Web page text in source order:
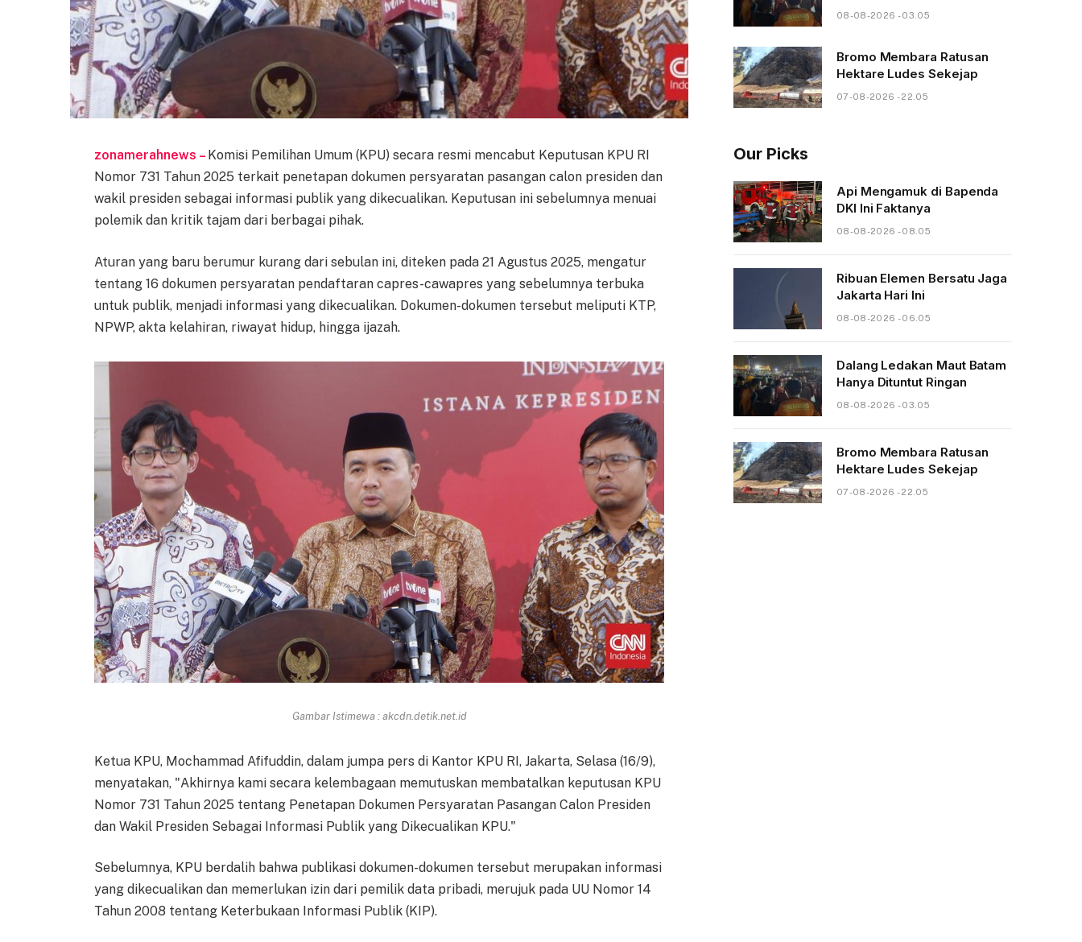
zonamerahnews – Komisi Pemilihan Umum (KPU) secara resmi mencabut Keputusan KPU RI
Nomor 731 Tahun 2025 terkait penetapan dokumen persyaratan pasangan calon presiden dan
wakil presiden sebagai informasi publik yang dikecualikan. Keputusan ini sebelumnya menuai
polemik dan kritik tajam dari berbagai pihak.
Aturan yang baru berumur kurang dari sebulan ini, diteken pada 21 Agustus 2025, mengatur
tentang 16 dokumen persyaratan pendaftaran capres-cawapres yang sebelumnya terbuka
untuk publik, menjadi informasi yang dikecualikan. Dokumen-dokumen tersebut meliputi KTP,
NPWP, akta kelahiran, riwayat hidup, hingga ijazah.
Gambar Istimewa : akcdn.detik.net.id
Ketua KPU, Mochammad Afifuddin, dalam jumpa pers di Kantor KPU RI, Jakarta, Selasa (16/9),
menyatakan, "Akhirnya kami secara kelembagaan memutuskan membatalkan keputusan KPU
Nomor 731 Tahun 2025 tentang Penetapan Dokumen Persyaratan Pasangan Calon Presiden
dan Wakil Presiden Sebagai Informasi Publik yang Dikecualikan KPU."
Sebelumnya, KPU berdalih bahwa publikasi dokumen-dokumen tersebut merupakan informasi
yang dikecualikan dan memerlukan izin dari pemilik data pribadi, merujuk pada UU Nomor 14
Tahun 2008 tentang Keterbukaan Informasi Publik (KIP).
08-08-2026 - 03.05
Bromo Membara Ratusan
Hektare Ludes Sekejap
07-08-2026 - 22.05
Our Picks
Api Mengamuk di Bapenda
DKI Ini Faktanya
08-08-2026 - 08.05
Ribuan Elemen Bersatu Jaga
Jakarta Hari Ini
08-08-2026 - 06.05
Dalang Ledakan Maut Batam
Hanya Dituntut Ringan
08-08-2026 - 03.05
Bromo Membara Ratusan
Hektare Ludes Sekejap
07-08-2026 - 22.05